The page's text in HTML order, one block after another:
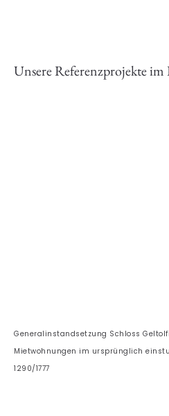
Unsere Referenzprojekte
Generalinstandsetzung Schloss
Mietwohnungen im ursprünglich
1290/1777